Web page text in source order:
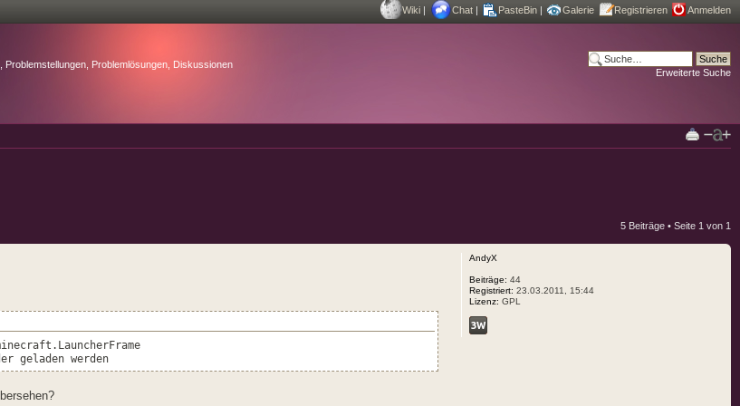
Wiki | Chat | PasteBin | Galerie Registrieren Anmelden
Problemlösungen, Diskussionen
Erweiterte Suche
5 Beiträge • Seite 1 von 1
geladen werden
AndyX
Beiträge: 44
Registriert: 23.03.2011, 15:44
Lizenz: GPL